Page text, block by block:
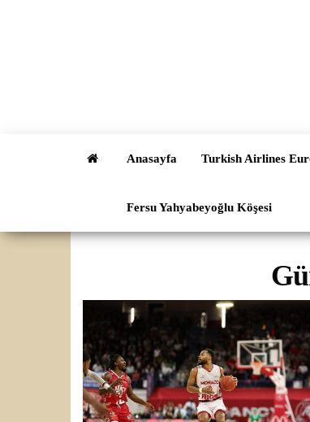
Anasayfa Turkish Airlines
Fersu Yahyabeyoğlu Köşesi